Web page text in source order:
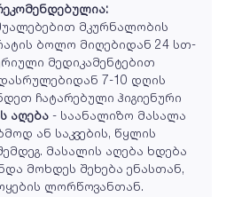
მკურნალობის
ბოლო მიღებიდან 24 სთ-
მედიკამენტებით
7-10 დღის
ჩატარებული ჰიგიენური
აღება - საანალიზო მასალა
ან საკვების, წყლის
მასალის აღება ხდება
მოხდეს შეხება ენასთან,
ლორწოვანთან.